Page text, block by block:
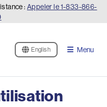
: Appeler le1-833-866-
English Menu